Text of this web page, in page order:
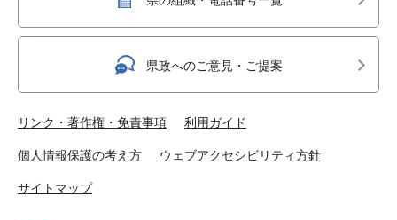
県政へのご意見・ご提案
リンク・著作権・免責事項 利用ガイド
個人情報保護の考え方 ウェブアクセシビリティ方針
サイトマップ